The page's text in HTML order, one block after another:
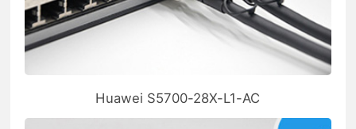
Huawei S5700-28X-L1-AC